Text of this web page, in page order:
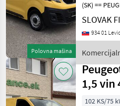
Polovna mašina
(SK) == PEUGEOT EXPERT
2.0 L1H1 4x4
08/2018, 215 101 km, EURO
6, 90kW, 1997 cm3, diesel,
SLOVAK
934 01
Peugeot
1,5
102 KS/75